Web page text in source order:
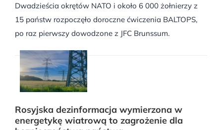
Dwadzieścia okrętów NATO i około 6 000 żołnierzy z
15 państw rozpoczęło doroczne ćwiczenia BALTOPS,
po raz pierwszy dowodzone z JFC Brunssum.
Rosyjska dezinformacja wymierzona w
energetykę wiatrową to zagrożenie dla